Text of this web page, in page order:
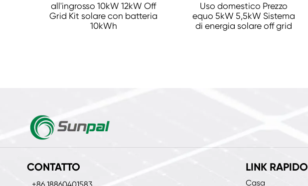
all'ingrosso 10kW 12kW Off
Grid Kit solare con batteria
10kWh
Uso domestico Prezzo
equo 5kW 5,5kW Sistema
di energia solare off grid
LINK RAPIDO
Casa
CONTATTO